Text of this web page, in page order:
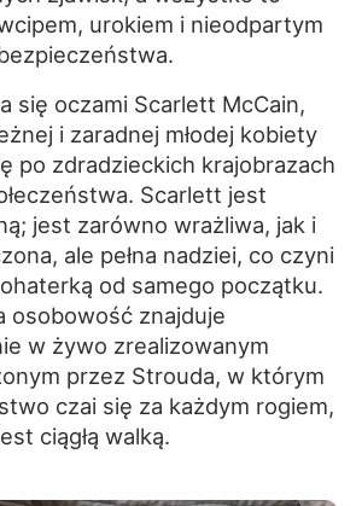
urokiem i nieodpartym
się oczami Scarlett McCain,
i zaradnej młodej kobiety
po zdradzieckich krajobrazach
Scarlett jest
jest zarówno wrażliwa, jak i
ale pełna nadziei, co czyni
od samego początku.
osobowość znajduje
w żywo zrealizowanym
przez Strouda, w którym
czai się za każdym rogiem,
ciągłą walką.